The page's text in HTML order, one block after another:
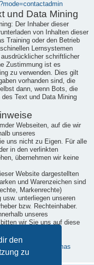
den
zu
und Data Mining
Der Inhaber dieser
von Inhalten dieser
Training oder den Betrieb
Lernsystemen
schriftlicher
Zustimmung ist es
zu verwenden. Dies gilt
vorhanden sind, die
dann, wenn Bots, die
Text und Data Mining
Webseiten, auf die wir
unseres
uns nicht zu Eigen. Für alle
in den verlinkten
übernehmen wir keine
Website dargestellten
und Warenzeichen sind
Markenrechte)
unterliegen unseren
bzw. Rechteinhaber.
unseres
wir Sie uns auf diese
von Dr. Thomas